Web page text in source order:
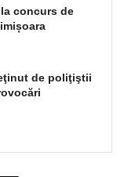
concurs de
de poliţiştii